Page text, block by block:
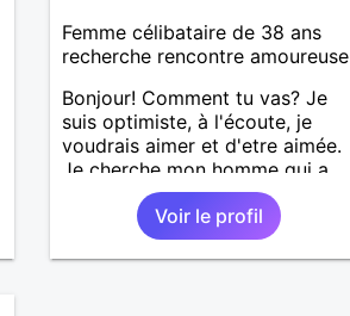
Femme célibataire de 38 ans
recherche rencontre amoureuse
Bonjour! Comment tu vas? Je
suis optimiste, à l'écoute, je
voudrais aimer et d'etre aimée.
Je cherche mon homme qui a
38-48 ans. Aussi en Correse en
préférence ou dans son alentour
vu que je travaille en CDI et je
ne peux pas souvent voyager
Voir le profil